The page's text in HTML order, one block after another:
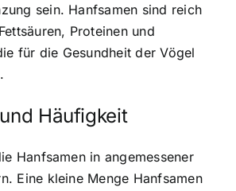
sein. Hanfsamen sind reich
Proteinen und
für die Gesundheit der Vögel
Häufigkeit
Hanfsamen in angemessener
Eine kleine Menge Hanfsamen